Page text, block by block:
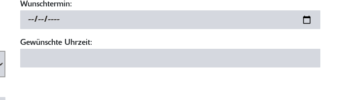
Wunschtermin:
Gewünschte Uhrzeit: